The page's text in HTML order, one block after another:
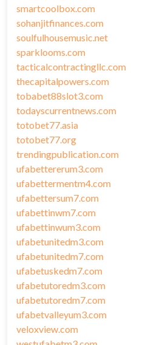
smartcoolbox.com
sohanjitfinances.com
soulfulhousemusic.net
sparklooms.com
tacticalcontractingllc.com
thecapitalpowers.com
tobabet88slot3.com
todayscurrentnews.com
totobet77.asia
totobet77.org
trendingpublication.com
ufabettererum3.com
ufabettermentm4.com
ufabettersum7.com
ufabettinwm7.com
ufabettinwum3.com
ufabetunitedm3.com
ufabetunitedm7.com
ufabetuskedm7.com
ufabetutoredm3.com
ufabetutoredm7.com
ufabetvalleyum3.com
veloxview.com